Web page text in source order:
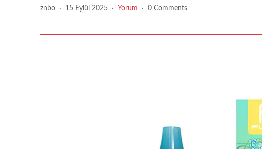
znbo · 15 Eylül 2025 · Yorum · 0 Comments